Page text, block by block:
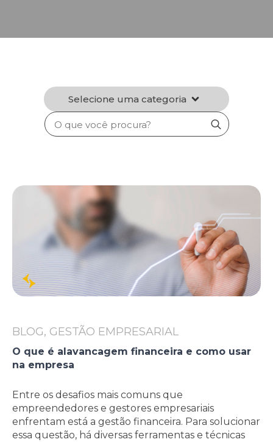
Selecione uma categoria
Search
for:
BLOG, GESTÃO EMPRESARIAL
O que é alavancagem financeira e como usar
na empresa
Entre os desafios mais comuns que
empreendedores e gestores empresariais
enfrentam está a gestão financeira. Para solucionar
essa questão, há diversas ferramentas e técnicas